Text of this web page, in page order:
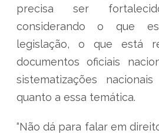
precisa ser
considerando o que
legislação, o que está
documentos oficiais
sistematizações
quanto a essa temática.
“Não dá para falar em